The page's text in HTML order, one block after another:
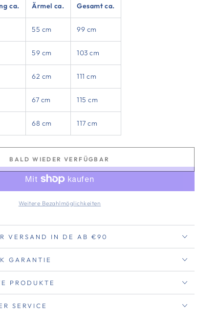
ca. Ärmel ca. Gesamt ca.
55 cm 99 cm
59 cm 103 cm
62 cm 111 cm
67 cm 115 cm
68 cm 117 cm
BALD WIEDER VERFÜGBAR
Weitere Bezahlmöglichkeiten
VERSAND IN DE AB €90
GARANTIE
PRODUKTE
SERVICE